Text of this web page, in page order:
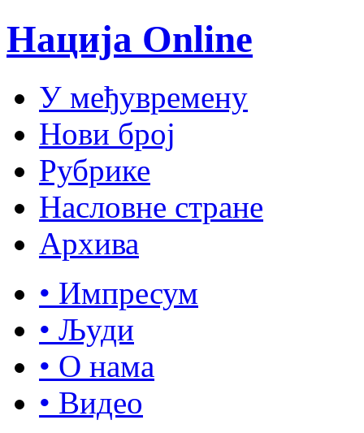
Нација Online
У међувремену
Нови број
Рубрике
Насловне стране
Архива
• Импресум
• Људи
• О нама
• Видео